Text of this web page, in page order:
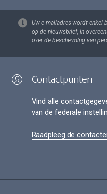
Uw e-mailadres wordt enkel
op de nieuwsbrief, in
over de bescherming van
Contactpunten
Vind alle
van de federale
Raadpleeg de